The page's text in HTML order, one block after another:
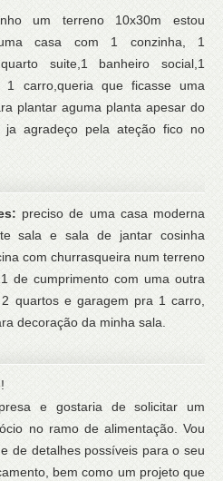
um terreno 10x30m estou
casa com 1 conzinha, 1
suite,1 banheiro social,1
1 carro,queria que ficasse uma
plantar aguma planta apesar do
ja agradeço pela ateção fico no
preciso de uma casa moderna
sala e sala de jantar cosinha
com churrasqueira num terreno
de cumprimento com uma outra
quartos e garagem pra 1 carro,
decoração da minha sala.
e gostaria de solicitar um
no ramo de alimentação. Vou
de detalhes possíveis para o seu
bem como um projeto que